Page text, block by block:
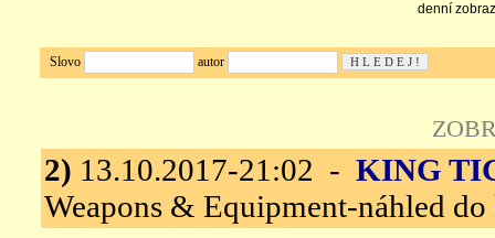
denní
Slovo autor
2) 13.10.2017-21:02 - KING
Weapons & Equipment-náhled